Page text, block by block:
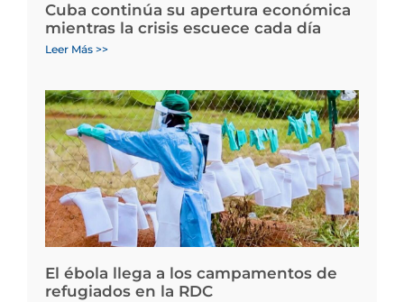
Cuba continúa su apertura económica
mientras la crisis escuece cada día
Leer Más >>
El ébola llega a los campamentos de
refugiados en la RDC